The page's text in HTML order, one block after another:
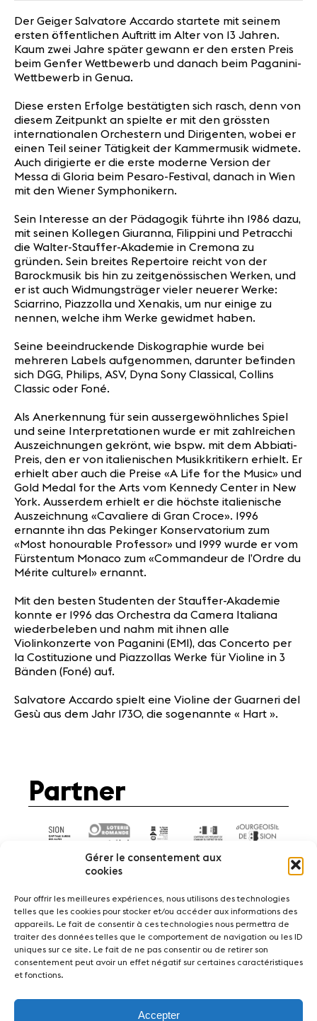
Gérer le consentement aux
cookies
Pour offrir les meilleures expériences, nous utilisons des technologies
telles que les cookies pour stocker et/ou accéder aux informations des
appareils. Le fait de consentir à ces technologies nous permettra de
traiter des données telles que le comportement de navigation ou les ID
uniques sur ce site. Le fait de ne pas consentir ou de retirer son
consentement peut avoir un effet négatif sur certaines caractéristiques
et fonctions.
Accepter
Der Geiger Salvatore Accardo startete mit seinem
ersten öffentlichen Auftritt im Alter von 13 Jahren.
Kaum zwei Jahre später gewann er den ersten Preis
beim Genfer Wettbewerb und danach beim Paganini-
Wettbewerb in Genua.
Diese ersten Erfolge bestätigten sich rasch, denn von
diesem Zeitpunkt an spielte er mit den grössten
internationalen Orchestern und Dirigenten, wobei er
einen Teil seiner Tätigkeit der Kammermusik widmete.
Auch dirigierte er die erste moderne Version der
Messa di Gloria beim Pesaro-Festival, danach in Wien
mit den Wiener Symphonikern.
Sein Interesse an der Pädagogik führte ihn 1986 dazu,
mit seinen Kollegen Giuranna, Filippini und Petracchi
die Walter-Stauffer-Akademie in Cremona zu
gründen. Sein breites Repertoire reicht von der
Barockmusik bis hin zu zeitgenössischen Werken, und
er ist auch Widmungsträger vieler neuerer Werke:
Sciarrino, Piazzolla und Xenakis, um nur einige zu
nennen, welche ihm Werke gewidmet haben.
Seine beeindruckende Diskographie wurde bei
mehreren Labels aufgenommen, darunter befinden
sich DGG, Philips, ASV, Dyna Sony Classical, Collins
Classic oder Foné.
Als Anerkennung für sein aussergewöhnliches Spiel
und seine Interpretationen wurde er mit zahlreichen
Auszeichnungen gekrönt, wie bspw. mit dem Abbiati-
Preis, den er von italienischen Musikkritikern erhielt. Er
erhielt aber auch die Preise «A Life for the Music» und
Gold Medal for the Arts vom Kennedy Center in New
York. Ausserdem erhielt er die höchste italienische
Auszeichnung «Cavaliere di Gran Croce». 1996
ernannte ihn das Pekinger Konservatorium zum
«Most honourable Professor» und 1999 wurde er vom
Fürstentum Monaco zum «Commandeur de l’Ordre du
Mérite culturel» ernannt.
Mit den besten Studenten der Stauffer-Akademie
konnte er 1996 das Orchestra da Camera Italiana
wiederbeleben und nahm mit ihnen alle
Violinkonzerte von Paganini (EMI), das Concerto per
la Costituzione und Piazzollas Werke für Violine in 3
Bänden (Foné) auf.
Salvatore Accardo spielt eine Violine der Guarneri del
Gesù aus dem Jahr 1730, die sogenannte « Hart ».
Partner
NewsKonzerteFreiwillige
Medien Über uns